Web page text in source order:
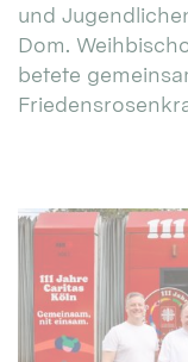
und
Dom.
betete